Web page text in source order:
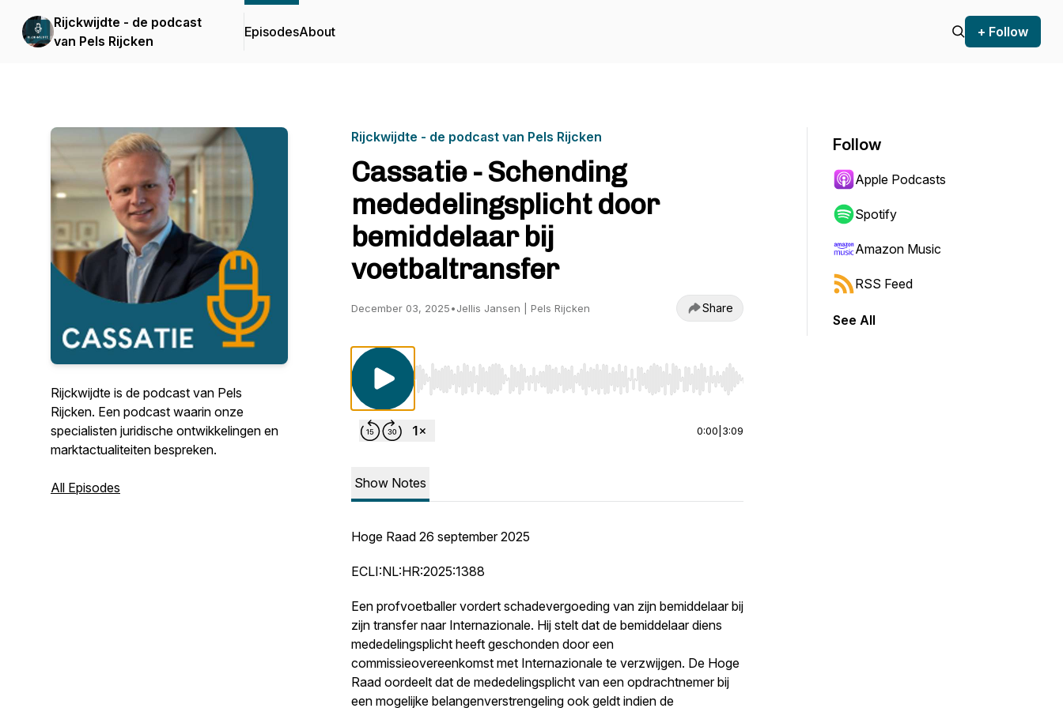
Rijckwijdte - de podcast
van Pels Rijcken
EpisodesAbout + Follow
Rijckwijdte is de podcast van Pels
Rijcken. Een podcast waarin onze
specialisten juridische ontwikkelingen en
marktactualiteiten bespreken.
All Episodes
Rijckwijdte - de podcast van Pels Rijcken
Cassatie - Schending
mededelingsplicht door
bemiddelaar bij
voetbaltransfer
December 03, 2025•Jellis Jansen | Pels Rijcken Share
Use Left/Right to seek, Home/End to jump to start or end. Hold shift to jump forward or backward.
0:00 3:09
Show Notes
Hoge Raad 26 september 2025
ECLI:NL:HR:2025:1388
Een profvoetballer vordert schadevergoeding van zijn bemiddelaar bij
zijn transfer naar Internazionale. Hij stelt dat de bemiddelaar diens
mededelingsplicht heeft geschonden door een
commissieovereenkomst met Internazionale te verzwijgen. De Hoge
Raad oordeelt dat de mededelingsplicht van een opdrachtnemer bij
een mogelijke belangenverstrengeling ook geldt indien de
Follow
Apple Podcasts
Spotify
Amazon Music
RSS Feed
See All